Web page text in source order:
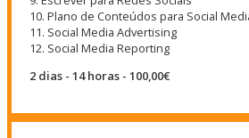
10. Plano de Conteúdos para Social
11. Social Media Advertising
12. Social Media Reporting
2 dias - 14 horas - 100,00€